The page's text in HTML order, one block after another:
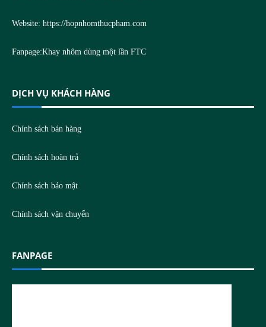
Website: https://hopnhomthucpham.com
Fanpage:Khay nhôm dùng một lần FTC
DỊCH VỤ KHÁCH HÀNG
Chính sách bán hàng
Chính sách hoàn trả
Chính sách bảo mật
Chính sách vận chuyển
FANPAGE